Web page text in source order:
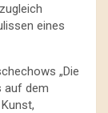
eines
„Die
auf dem